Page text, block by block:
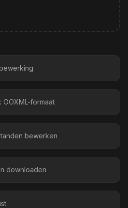
formaat
bewerken
downloaden